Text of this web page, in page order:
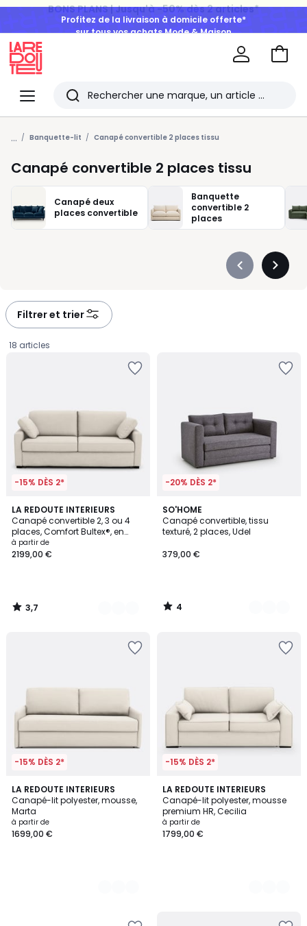
Profitez de la livraison à domicile offerte*
sur tous vos achats Mode & Maison
Menu
Redoute
Rechercher
Les
derniers
articles
consultés
Aller
... Banquette-lit Canapé convertible 2 places tissu
Canapé convertible 2 places tissu
Canapé deux
places convertible
Banquette
convertible 2
places
Précédent
Filtrer et trier
18 articles
-15% DÈS 2*
LA REDOUTE INTERIEURS
Canapé convertible 2, 3 ou 4
places, Comfort Bultex®, en
polyester, TIMOR
Prix
à
2199,00
€.
à partir de
2199,00 €
3,7
/ 5
3
Couleurs
3,7
/
-20% DÈS 2*
SO'HOME
Canapé convertible, tissu
texturé, 2 places, Udel
379,00 €
4
/
5
3
Couleurs
4
/
-15% DÈS 2*
LA REDOUTE INTERIEURS
Canapé-lit polyester, mousse,
Marta
à partir de
1699,00 €
3
Couleurs
-15% DÈS 2*
LA REDOUTE INTERIEURS
Canapé-lit polyester, mousse
premium HR, Cecilia
à partir de
1799,00 €
3
Couleurs